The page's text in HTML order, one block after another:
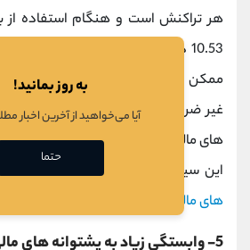
هر تراکنش است و هنگام استفاده از
10.53 درصد افزایش می یابد. حتی
ممکن است روزها طول بکشد که در عصر
غیر ضروری به نظر می رسد. همچنین
های مالی متمرکز باعث عدم اعتماد بخش
این سیستم ها شده است و زمینه را
های مالی غیرمتمرکز
5- وابستگی زیاد به پشتوانه های مالی
به روز بمانید!
آیا می‌خواهید از آخرین اخبار
حتما